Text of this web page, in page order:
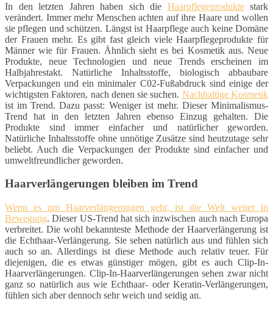
In den letzten Jahren haben sich die Haarpflegeproduktestark
verändert. Immer mehr Menschen achten auf ihre Haare und wollen
sie pflegen und schützen. Längst ist Haarpflege auch keine Domäne
der Frauen mehr. Es gibt fast gleich viele Haarpflegeprodukte für
Männer wie für Frauen. Ähnlich sieht es bei Kosmetik aus. Neue
Produkte, neue Technologien und neue Trends erscheinen im
Halbjahrestakt. Natürliche Inhaltsstoffe, biologisch abbaubare
Verpackungen und ein minimaler C02-Fußabdruck sind einige der
wichtigsten Faktoren, nach denen sie suchen. Nachhaltige Kosmetik
ist im Trend. Dazu passt: Weniger ist mehr. Dieser Minimalismus-
Trend hat in den letzten Jahren ebenso Einzug gehalten. Die
Produkte sind immer einfacher und natürlicher geworden.
Natürliche Inhaltsstoffe ohne unnötige Zusätze sind heutzutage sehr
beliebt. Auch die Verpackungen der Produkte sind einfacher und
umweltfreundlicher geworden.
Haarverlängerungen bleiben im Trend
Wenn es um Haarverlängerungen geht, ist die Welt weiter in
Bewegung. Dieser US-Trend hat sich inzwischen auch nach Europa
verbreitet. Die wohl bekannteste Methode der Haarverlängerung ist
die Echthaar-Verlängerung. Sie sehen natürlich aus und fühlen sich
auch so an. Allerdings ist diese Methode auch relativ teuer. Für
diejenigen, die es etwas günstiger mögen, gibt es auch Clip-In-
Haarverlängerungen. Clip-In-Haarverlängerungen sehen zwar nicht
ganz so natürlich aus wie Echthaar- oder Keratin-Verlängerungen,
fühlen sich aber dennoch sehr weich und seidig an.